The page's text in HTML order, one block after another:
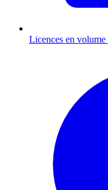
Licences en volume